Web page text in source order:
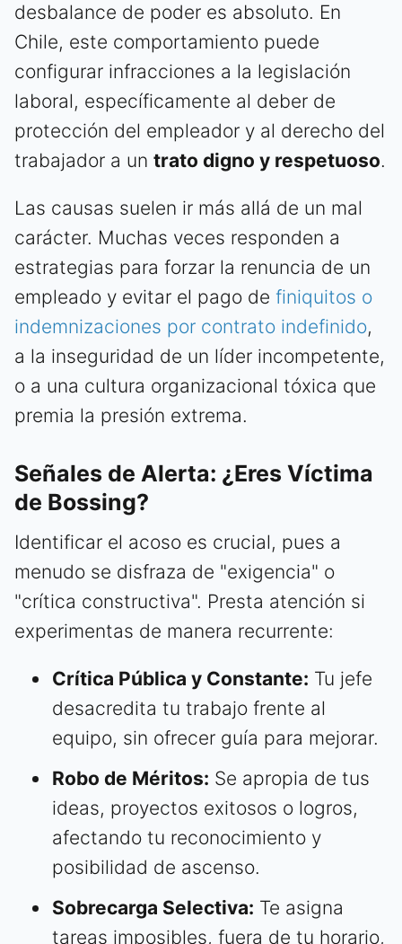
desbalance de poder es absoluto. En
Chile, este comportamiento puede
configurar infracciones a la legislación
laboral, específicamente al deber de
protección del empleador y al derecho del
trabajador a un trato digno y respetuoso.
Las causas suelen ir más allá de un mal
carácter. Muchas veces responden a
estrategias para forzar la renuncia de un
empleado y evitar el pago de finiquitos o
indemnizaciones por contrato indefinido,
a la inseguridad de un líder incompetente,
o a una cultura organizacional tóxica que
premia la presión extrema.
Señales de Alerta: ¿Eres Víctima
de Bossing?
Identificar el acoso es crucial, pues a
menudo se disfraza de "exigencia" o
"crítica constructiva". Presta atención si
experimentas de manera recurrente:
Crítica Pública y Constante: Tu jefe
desacredita tu trabajo frente al
equipo, sin ofrecer guía para mejorar.
Robo de Méritos: Se apropia de tus
ideas, proyectos exitosos o logros,
afectando tu reconocimiento y
posibilidad de ascenso.
Sobrecarga Selectiva: Te asigna
tareas imposibles, fuera de tu horario,